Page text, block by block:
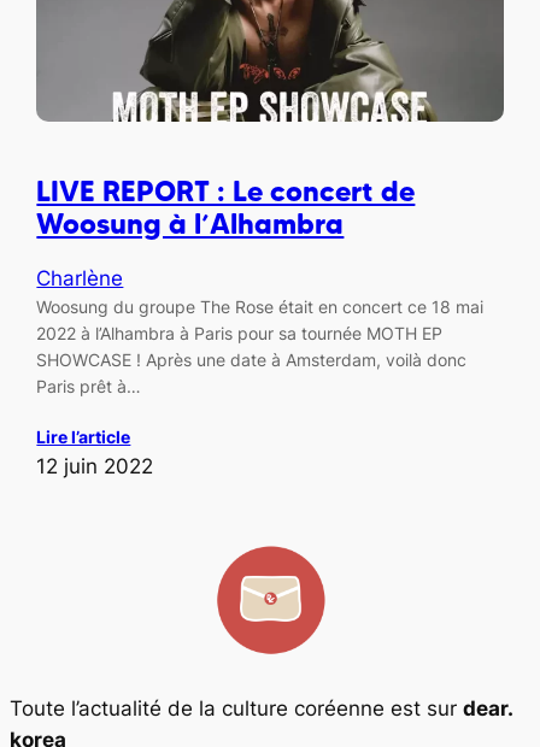
LIVE REPORT : Le concert de
Woosung à l’Alhambra
Charlène
Woosung du groupe The Rose était en concert ce 18 mai
2022 à l’Alhambra à Paris pour sa tournée MOTH EP
SHOWCASE ! Après une date à Amsterdam, voilà donc
Paris prêt à…
Lire l’article
12 juin 2022
Toute l’actualité de la culture coréenne est sur dear.
korea